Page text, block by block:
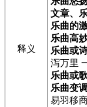
释义
文章、
乐曲的
乐曲高妙
乐曲或
泻万里
乐曲或
乐曲变调
易羽移